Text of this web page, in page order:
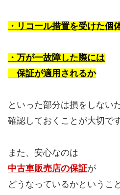
・リコール措置を受けた個
・万が一故障した際には
保証が適用されるか
といった部分は損をしない
確認しておくことが大切で
また、安心なのは
中古車販売店の保証が
どうなっているかということ